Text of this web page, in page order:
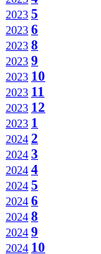
2023 5
2023 6
2023 8
2023 9
2023 10
2023 11
2023 12
2023 1
2024 2
2024 3
2024 4
2024 5
2024 6
2024 8
2024 9
2024 10